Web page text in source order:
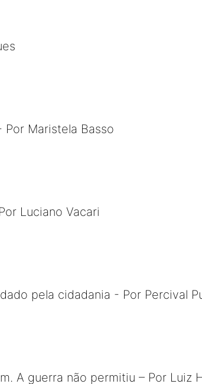
Maristela Basso
Luciano Vacari
pela cidadania - Por Percival
A guerra não permitiu – Por Luiz